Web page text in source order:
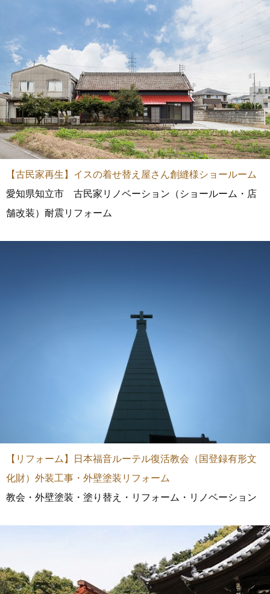
【古民家再生】イスの着せ替え屋さん創縫様ショールーム
愛知県知立市 古民家リノベーション（ショールーム・店
舗改装）耐震リフォーム
【リフォーム】日本福音ルーテル復活教会（国登録有形文
化財）外装工事・外壁塗装リフォーム
教会・外壁塗装・塗り替え・リフォーム・リノベーション